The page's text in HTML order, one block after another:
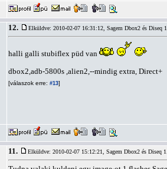
12. Elküldve: 2010-02-07 16:31:12, Sagem Dbox2 és Diseq
halli galli stubiflex püd van
dbox2,adb-5800s ,alien2,--mindig extra, Direct+
[válaszok erre: #13]
11. Elküldve: 2010-02-07 15:12:21, Sagem Dbox2 és Diseq